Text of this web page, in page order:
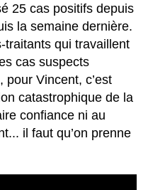
25 cas positifs depuis
la semaine dernière.
traitants qui travaillent
cas suspects
pour Vincent, c’est
catastrophique de la
confiance ni au
il faut qu’on prenne